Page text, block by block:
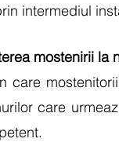
intermediul
mostenirii la
care
care